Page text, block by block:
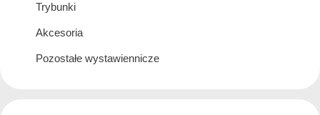
Trybunki
Akcesoria
Pozostałe wystawiennicze